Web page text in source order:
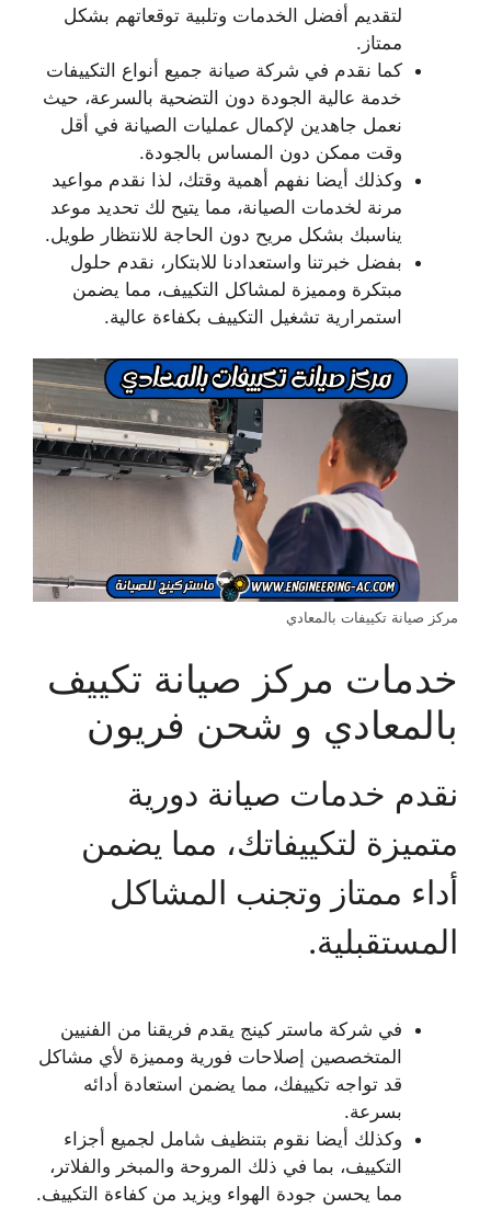
لتقديم أفضل الخدمات وتلبية توقعاتهم بشكل
ممتاز.
كما نقدم في شركة صيانة جميع أنواع التكييفات
خدمة عالية الجودة دون التضحية بالسرعة، حيث
نعمل جاهدين لإكمال عمليات الصيانة في أقل
وقت ممكن دون المساس بالجودة.
وكذلك أيضا نفهم أهمية وقتك، لذا نقدم مواعيد
مرنة لخدمات الصيانة، مما يتيح لك تحديد موعد
يناسبك بشكل مريح دون الحاجة للانتظار طويل.
بفضل خبرتنا واستعدادنا للابتكار، نقدم حلول
مبتكرة ومميزة لمشاكل التكييف، مما يضمن
استمرارية تشغيل التكييف بكفاءة عالية.
مركز صيانة تكييفات بالمعادي
خدمات مركز صيانة تكييف
بالمعادي و شحن فريون
نقدم خدمات صيانة دورية
متميزة لتكييفاتك، مما يضمن
أداء ممتاز وتجنب المشاكل
المستقبلية.
في شركة ماستر كينج يقدم فريقنا من الفنيين
المتخصصين إصلاحات فورية ومميزة لأي مشاكل
قد تواجه تكييفك، مما يضمن استعادة أدائه
بسرعة.
وكذلك أيضا نقوم بتنظيف شامل لجميع أجزاء
التكييف، بما في ذلك المروحة والمبخر والفلاتر،
مما يحسن جودة الهواء ويزيد من كفاءة التكييف.